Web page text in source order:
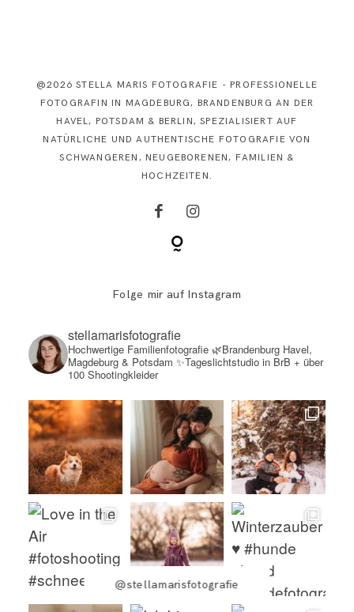
@2026 STELLA MARIS FOTOGRAFIE - PROFESSIONELLE
FOTOGRAFIN IN MAGDEBURG, BRANDENBURG AN DER
HAVEL, POTSDAM & BERLIN, SPEZIALISIERT AUF
NATÜRLICHE UND AUTHENTISCHE FOTOGRAFIE VON
SCHWANGEREN, NEUGEBORENEN, FAMILIEN &
HOCHZEITEN.
Folge mir auf Instagram
@stellamarisfotografie
stellamarisfotografie
Hochwertige Familienfotografie🌿Brandenburg Havel,
Magdeburg & Potsdam ✨Tageslichtstudio in BrB + über
100 Shootingkleider